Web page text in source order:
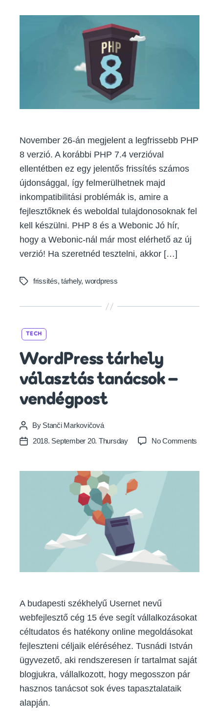
PHP
November 26-án megjelent a legfrissebb PHP
8 verzió. A korábbi PHP 7.4 verzióval
ellentétben ez egy jelentős frissítés számos
újdonsággal, így felmerülhetnek majd
inkompatibilitási problémák is, amire a
fejlesztőknek és weboldal tulajdonosoknak fel
kell készülni. PHP 8 és a Webonic Jó hír,
hogy a Webonic-nál már most elérhető az új
verzió! Ha szeretnéd tesztelni, akkor […]
Tagsfrissítés,tárhely, wordpress
TECH
WordPress tárhely
választás tanácsok –
vendégpost
Post
author
By Stanči Markovičová
Post2018. September 20. Thursday No Comments
A budapesti székhelyű Usernet nevű
webfejlesztő cég 15 éve segít vállalkozásokat
céltudatos és hatékony online megoldásokat
fejleszteni céljaik eléréséhez. Tusnádi István
ügyvezető, aki rendszeresen ír tartalmat saját
blogjukra, vállalkozott, hogy megosszon pár
hasznos tanácsot sok éves tapasztalataik
alapján.